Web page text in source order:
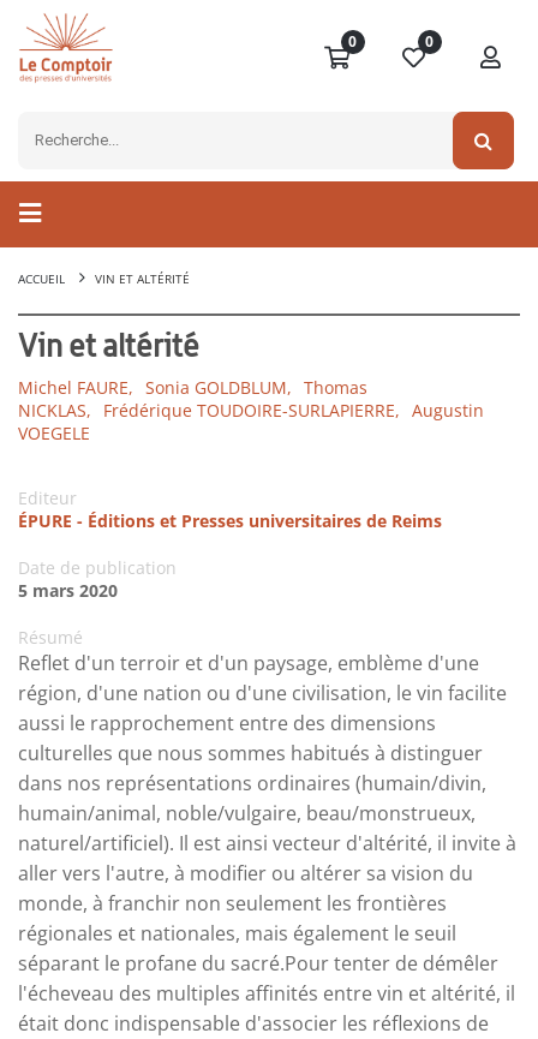
0 0
ACCUEIL VIN ET ALTÉRITÉ
Vin et altérité
Michel FAURE, Sonia GOLDBLUM, Thomas
NICKLAS,
Frédérique TOUDOIRE-SURLAPIERRE, Augustin
VOEGELE
Editeur
ÉPURE - Éditions et Presses universitaires de Reims
Date de publication
5 mars 2020
Résumé
Reflet d'un terroir et d'un paysage, emblème d'une
région, d'une nation ou d'une civilisation, le vin facilite
aussi le rapprochement entre des dimensions
culturelles que nous sommes habitués à distinguer
dans nos représentations ordinaires (humain/divin,
humain/animal, noble/vulgaire, beau/monstrueux,
naturel/artificiel). Il est ainsi vecteur d'altérité, il invite à
aller vers l'autre, à modifier ou altérer sa vision du
monde, à franchir non seulement les frontières
régionales et nationales, mais également le seuil
séparant le profane du sacré.Pour tenter de démêler
l'écheveau des multiples affinités entre vin et altérité, il
était donc indispensable d'associer les réflexions de